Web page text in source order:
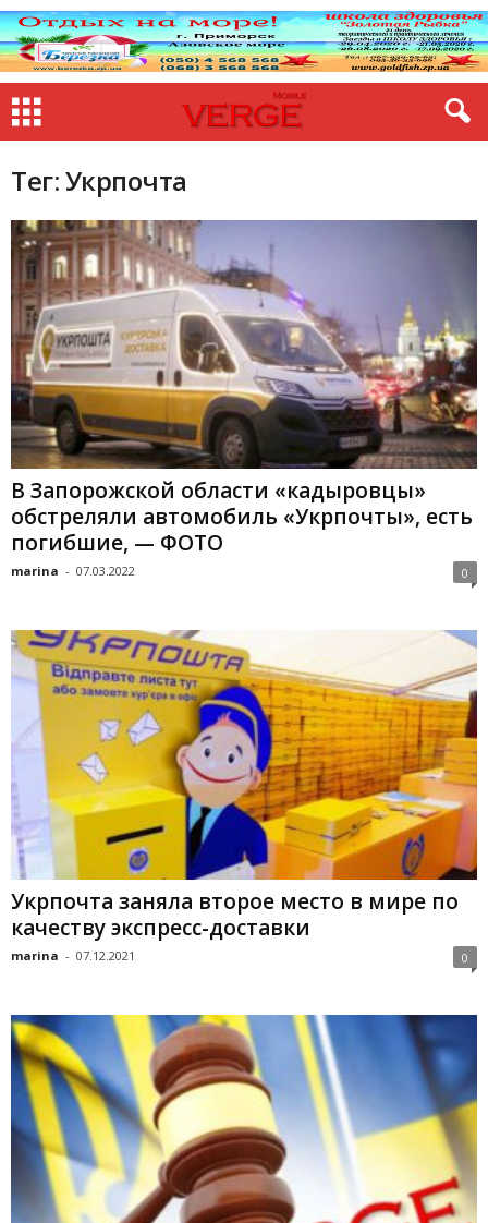
Тег: Укрпочта
В Запорожской области «кадыровцы»
обстреляли автомобиль «Укрпочты», есть
погибшие, — ФОТО
marina - 07.03.2022 0
Укрпочта заняла второе место в мире по
качеству экспресс-доставки
marina - 07.12.2021 0